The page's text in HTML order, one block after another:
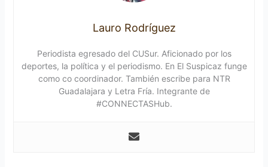
Lauro Rodríguez
Periodista egresado del CUSur. Aficionado por los
deportes, la política y el periodismo. En El Suspicaz funge
como co coordinador. También escribe para NTR
Guadalajara y Letra Fría. Integrante de
#CONNECTASHub.